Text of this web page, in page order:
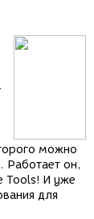
можно
Работает он,
Tools! И уже
для